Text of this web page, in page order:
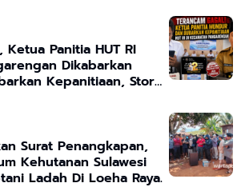
Ketua Panitia HUT RI
Dikabarkan
Kepanitiaan, Story
Sorotan
Surat Penangkapan,
Sulawesi
Ladah Di Loeha Raya.